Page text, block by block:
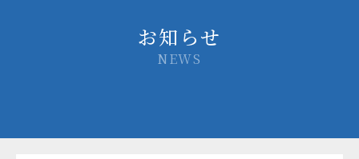
お知らせ
NEWS